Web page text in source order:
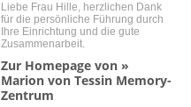
Liebe Frau Hille, herzlichen Dank
für die persönliche Führung durch
Ihre Einrichtung und die gute
Zusammenarbeit.
Zur Homepage von »
Marion von Tessin Memory-
Zentrum